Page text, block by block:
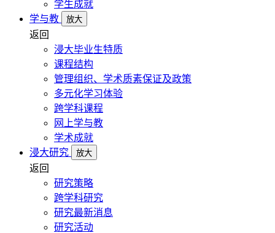
学生成就
学与教
放大
返回
浸大毕业生特质
课程结构
管理组织、学术质素保证及政策
多元化学习体验
跨学科课程
网上学与教
学术成就
浸大研究
放大
返回
研究策略
跨学科研究
研究最新消息
研究活动